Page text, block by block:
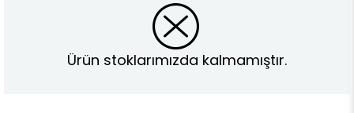
Ürün stoklarımızda kalmamıştır.